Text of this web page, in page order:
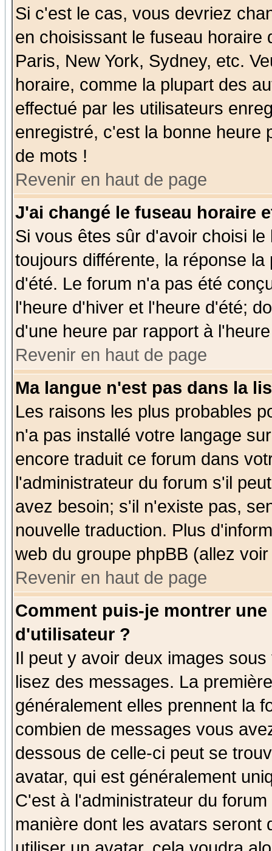
Si c'est le cas, vous devriez
en choisissant le fuseau
Paris, New York, Sydney, etc.
horaire, comme la plupart des
effectué par les utilisateurs
enregistré, c'est la bonne heure
de mots !
Revenir en haut de page
J'ai changé le fuseau horaire
Si vous êtes sûr d'avoir choisi
toujours différente, la réponse
d'été. Le forum n'a pas été
l'heure d'hiver et l'heure d'été;
d'une heure par rapport à
Revenir en haut de page
Ma langue n'est pas dans la
Les raisons les plus probables
n'a pas installé votre langage
encore traduit ce forum dans
l'administrateur du forum s'il
avez besoin; s'il n'existe pas,
nouvelle traduction. Plus
web du groupe phpBB (allez
Revenir en haut de page
Comment puis-je montrer
d'utilisateur ?
Il peut y avoir deux images
lisez des messages. La
généralement elles prennent la
combien de messages vous
dessous de celle-ci peut se
avatar, qui est généralement
C'est à l'administrateur du
manière dont les avatars seront